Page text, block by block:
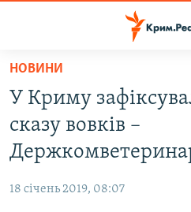
Перейти
основного
матеріалу
Перейти
до
основної
ВОДА.КРИМ
ВІДЕО ТА ФОТО
БЛОГИ
НОВИНИ
У Криму
сказу вовків –
18 січень 2019, 08:07